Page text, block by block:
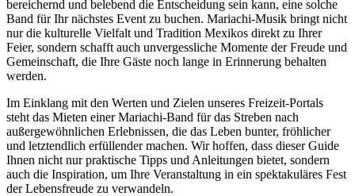
bereichernd und belebend die Entscheidung sein kann, eine solche
Band für Ihr nächstes Event zu buchen. Mariachi-Musik bringt nicht
nur die kulturelle Vielfalt und Tradition Mexikos direkt zu Ihrer
Feier, sondern schafft auch unvergessliche Momente der Freude und
Gemeinschaft, die Ihre Gäste noch lange in Erinnerung behalten
werden.
Im Einklang mit den Werten und Zielen unseres Freizeit-Portals
steht das Mieten einer Mariachi-Band für das Streben nach
außergewöhnlichen Erlebnissen, die das Leben bunter, fröhlicher
und letztendlich erfüllender machen. Wir hoffen, dass dieser Guide
Ihnen nicht nur praktische Tipps und Anleitungen bietet, sondern
auch die Inspiration, um Ihre Veranstaltung in ein spektakuläres Fest
der Lebensfreude zu verwandeln.